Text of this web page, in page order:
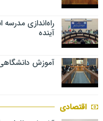
راه‌اندازی
آینده
آموزش
اقتصادی